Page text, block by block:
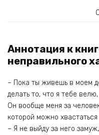
Аннотация к
неправильного
– Пока ты живешь в моем
делать то, что я тебе
Он вообще меня за
которой можно
– Я не выйду за него